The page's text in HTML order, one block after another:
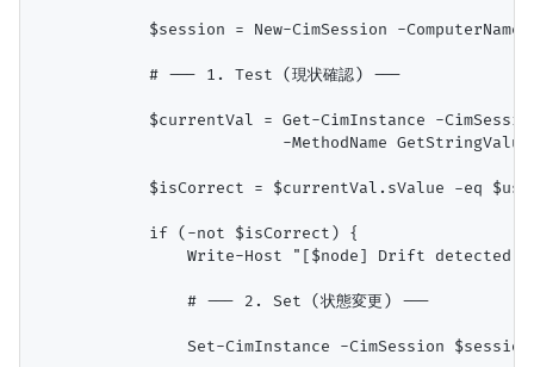
$session = New-CimSession -ComputerName
            # --- 1. Test (現状確認) ---
$currentVal = Get-CimInstance -
-MethodName
$isCorrect = $currentVal.sValue -eq
            if (-not $isCorrect) {
Write-Host "[$node] Drift
                # --- 2. Set (状態変更) ---
Set-CimInstance -CimSession